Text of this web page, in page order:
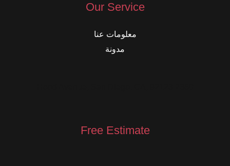
Our Service
معلومات عنا
مدونة
Free Estimate